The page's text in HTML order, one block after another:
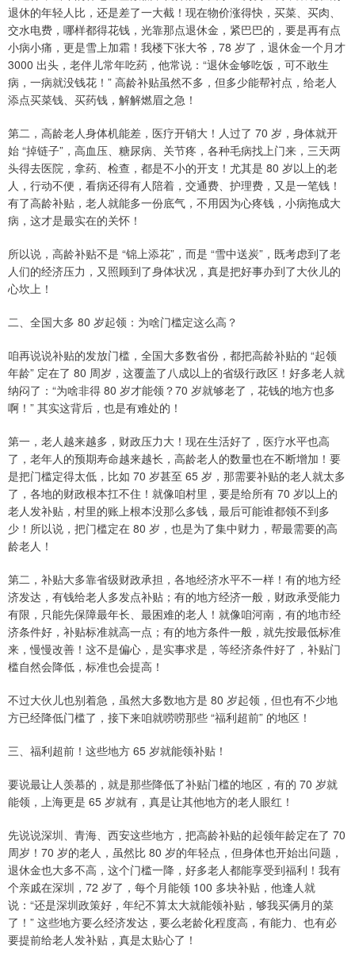
退休的年轻人比，还是差了一大截！现在物价涨得快，买菜、买肉、
交水电费，哪样都得花钱，光靠那点退休金，紧巴巴的，要是再有点
小病小痛，更是雪上加霜！我楼下张大爷，78 岁了，退休金一个月才
3000 出头，老伴儿常年吃药，他常说：“退休金够吃饭，可不敢生
病，一病就没钱花！” 高龄补贴虽然不多，但多少能帮衬点，给老人
添点买菜钱、买药钱，解解燃眉之急！
第二，高龄老人身体机能差，医疗开销大！人过了 70 岁，身体就开
始 “掉链子”，高血压、糖尿病、关节疼，各种毛病找上门来，三天两
头得去医院，拿药、检查，都是不小的开支！尤其是 80 岁以上的老
人，行动不便，看病还得有人陪着，交通费、护理费，又是一笔钱！
有了高龄补贴，老人就能多一份底气，不用因为心疼钱，小病拖成大
病，这才是最实在的关怀！
所以说，高龄补贴不是 “锦上添花”，而是 “雪中送炭”，既考虑到了老
人们的经济压力，又照顾到了身体状况，真是把好事办到了大伙儿的
心坎上！
二、全国大多 80 岁起领：为啥门槛定这么高？
咱再说说补贴的发放门槛，全国大多数省份，都把高龄补贴的 “起领
年龄” 定在了 80 周岁，这覆盖了八成以上的省级行政区！好多老人就
纳闷了：“为啥非得 80 岁才能领？70 岁就够老了，花钱的地方也多
啊！” 其实这背后，也是有难处的！
第一，老人越来越多，财政压力大！现在生活好了，医疗水平也高
了，老年人的预期寿命越来越长，高龄老人的数量也在不断增加！要
是把门槛定得太低，比如 70 岁甚至 65 岁，那需要补贴的老人就太多
了，各地的财政根本扛不住！就像咱村里，要是给所有 70 岁以上的
老人发补贴，村里的账上根本没那么多钱，最后可能谁都领不到多
少！所以说，把门槛定在 80 岁，也是为了集中财力，帮最需要的高
龄老人！
第二，补贴大多靠省级财政承担，各地经济水平不一样！有的地方经
济发达，有钱给老人多发点补贴；有的地方经济一般，财政承受能力
有限，只能先保障最年长、最困难的老人！就像咱河南，有的地市经
济条件好，补贴标准就高一点；有的地方条件一般，就先按最低标准
来，慢慢改善！这不是偏心，是实事求是，等经济条件好了，补贴门
槛自然会降低，标准也会提高！
不过大伙儿也别着急，虽然大多数地方是 80 岁起领，但也有不少地
方已经降低门槛了，接下来咱就唠唠那些 “福利超前” 的地区！
三、福利超前！这些地方 65 岁就能领补贴！
要说最让人羡慕的，就是那些降低了补贴门槛的地区，有的 70 岁就
能领，上海更是 65 岁就有，真是让其他地方的老人眼红！
先说说深圳、青海、西安这些地方，把高龄补贴的起领年龄定在了 70
周岁！70 岁的老人，虽然比 80 岁的年轻点，但身体也开始出问题，
退休金也大多不高，这个门槛一降，好多老人都能享受到福利！我有
个亲戚在深圳，72 岁了，每个月能领 100 多块补贴，他逢人就
说：“还是深圳政策好，年纪不算太大就能领补贴，够我买俩月的菜
了！” 这些地方要么经济发达，要么老龄化程度高，有能力、也有必
要提前给老人发补贴，真是太贴心了！